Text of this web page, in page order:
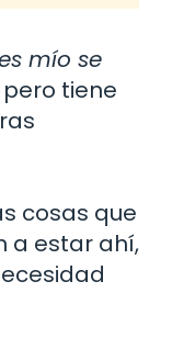
mío se
tiene
cosas que
a estar ahí,